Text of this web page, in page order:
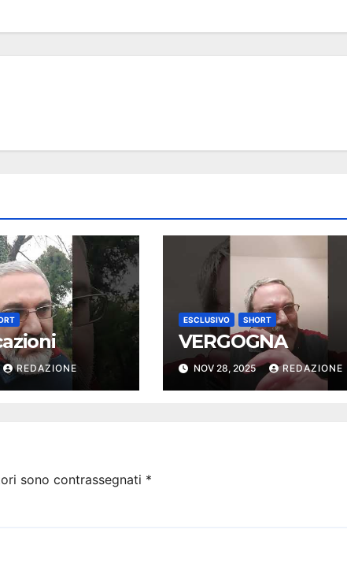
REDAZIONE
ESCLUSIVO SHORT
VERGOGNA
NOV 28, 2025 REDAZIONE
sono contrassegnati *